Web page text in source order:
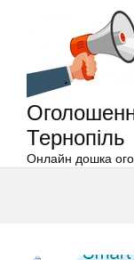
Тернопіль
Онлайн дошка